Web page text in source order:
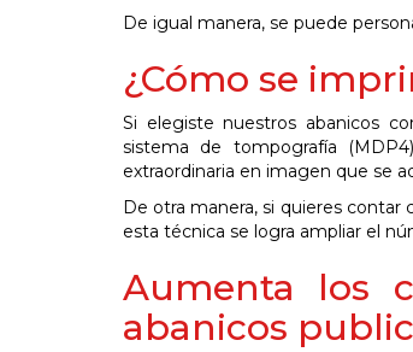
De igual manera, se puede
¿Cómo se
Si elegiste nuestros abanicos
sistema de tompografía
extraordinaria en imagen que se
De otra manera, si quieres
esta técnica se logra ampliar el
Aumenta los
abanicos